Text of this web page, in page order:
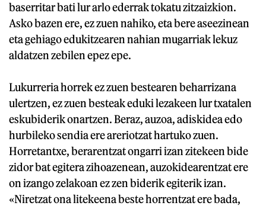
baserritar bati lur arlo ederrak tokatu zitzaizkion.
Asko bazen ere, ez zuen nahiko, eta bere aseezinean
eta gehiago edukitzearen nahian mugarriak lekuz
aldatzen zebilen epez epe.
Lukurreria horrek ez zuen bestearen beharrizana
ulertzen, ez zuen besteak eduki lezakeen lur txatalen
eskubiderik onartzen. Beraz, auzoa, adiskidea edo
hurbileko sendia ere areriotzat hartuko zuen.
Horretantxe, berarentzat ongarri izan zitekeen bide
zidor bat egitera zihoazenean, auzokidearentzat ere
on izango zelakoan ez zen biderik egiterik izan.
«Niretzat ona litekeena beste horrentzat ere bada,